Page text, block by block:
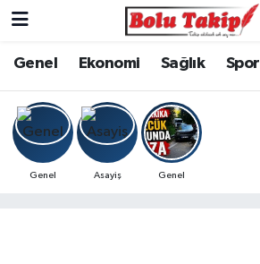
Genel Ekonomi Sağlık Spor
Genel Asayiş Genel